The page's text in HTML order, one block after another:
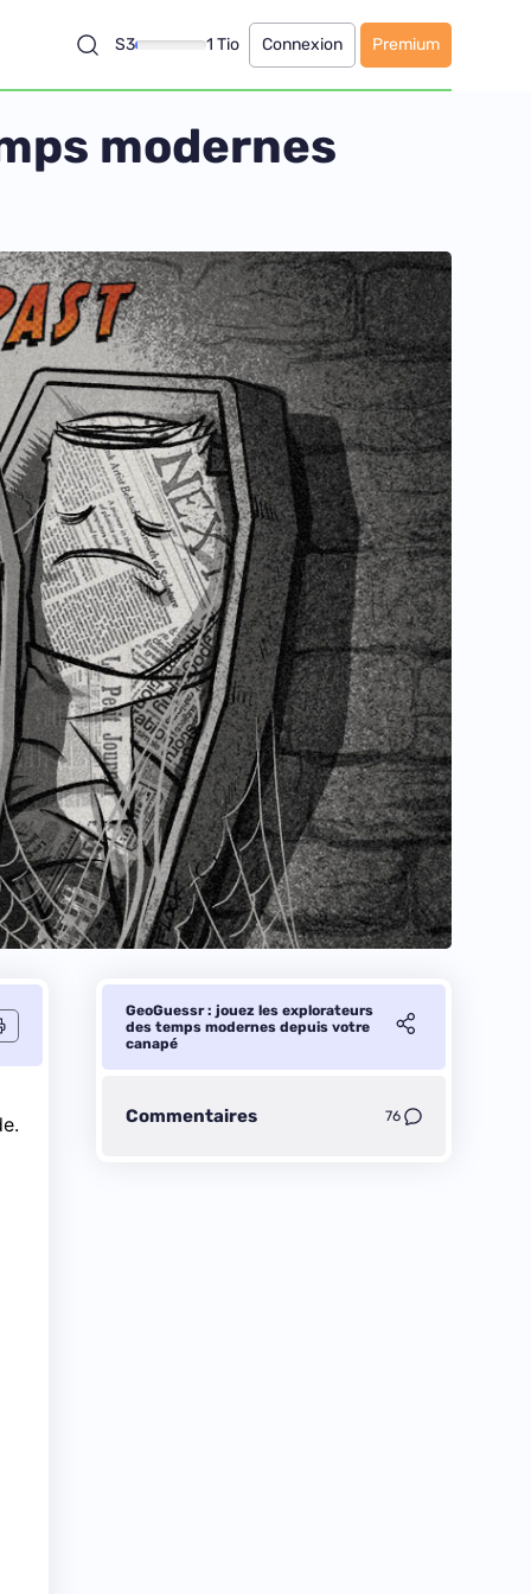
S3 1 Tio Connexion Premium
modernes
GeoGuessr : jouez les explorateurs
des temps modernes depuis votre
canapé
Commentaires 76